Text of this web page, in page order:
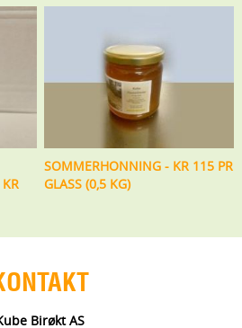
SOMMERHONNING - KR 115 PR
GLASS (0,5 KG)
Birøkt AS